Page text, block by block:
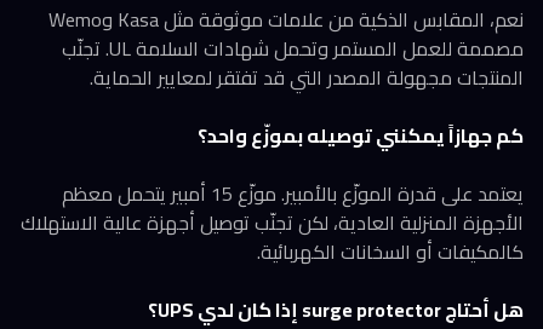
نعم، المقابس الذكية من علامات موثوقة مثل Kasa وWemo
مصممة للعمل المستمر وتحمل شهادات السلامة UL. تجنّب
المنتجات مجهولة المصدر التي قد تفتقر لمعايير الحماية.
كم جهازاً يمكنني توصيله بموزّع واحد؟
يعتمد على قدرة الموزّع بالأمبير. موزّع 15 أمبير يتحمل معظم
الأجهزة المنزلية العادية، لكن تجنّب توصيل أجهزة عالية الاستهلاك
كالمكيفات أو السخانات الكهربائية.
هل أحتاج surge protector إذا كان لدي UPS؟